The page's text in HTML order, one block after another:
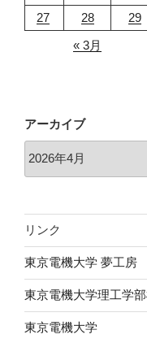
27
28 29
« 3月
アーカイブ
リンク
東京電機大学 夢工房
東京電機大学理工学
東京電機大学